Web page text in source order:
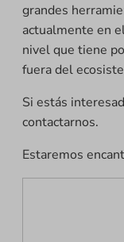
grandes
actualmente en
nivel que tiene
fuera del
Si estás
contactarnos.
Estaremos